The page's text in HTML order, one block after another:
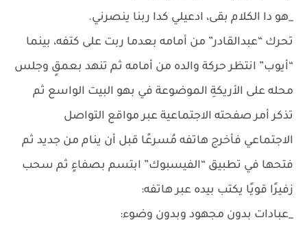
_هو دا الكلام بقى، ادعيلي كدا ربنا ينصرني.
تحرك “عبدالقادر” من أمامه بعدما ربت على كتفه، بينما
“أيوب” انتظر حركة والده من أمامه ثم تنهد بعمقٍ وجلس
محله على الأريكةِ الموضوعة في بهو البيت الواسع ثم
تذكر أمر صفحته الاجتماعية عبر مواقع التواصل
الاجتماعي فأخرج هاتفه مُسرعًا قبل أن ينام من جديد ثم
فتحها في تطبيق “الفيسبوك” ابتسم بصفاءٍ ثم سحب
زفيرًا قويًا يكتب بيده عبر هاتفه:
_عبادات بدون مجهود وبدون وضوء: